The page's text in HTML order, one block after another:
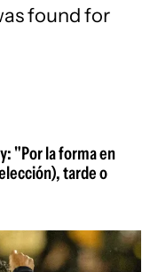
found for
"Por la forma en
tarde o